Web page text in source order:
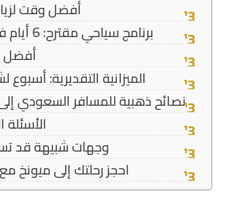
أفضل وقت
برنامج سياحي مقترح: 6 أيام في ميونخ
أفضل
الميزانية التقديرية:
نصائح ذهبية للمسافر السعودي
الأسئلة
وجهات شبيهة قد
احجز رحلتك إلى ميونخ